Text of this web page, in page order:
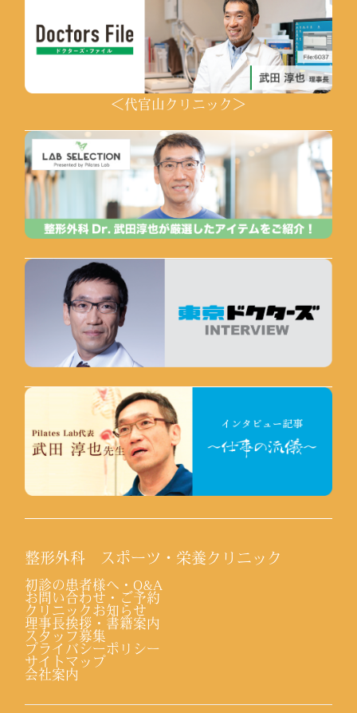
＜代官山クリニック＞
整形外科 スポーツ・栄養クリニック
初診の患者様へ・Q&A
お問い合わせ・ご予約
クリニックお知らせ
理事長挨拶・書籍案内
スタッフ募集
プライバシーポリシー
サイトマップ
会社案内